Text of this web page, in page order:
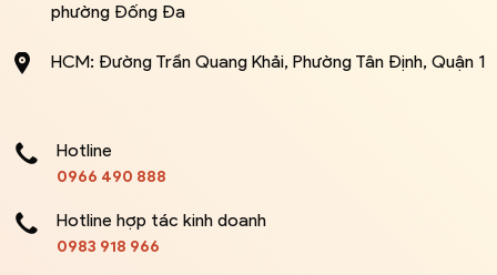
phường Đống Đa
HCM: Đường Trần Quang Khải, Phường Tân Định, Quận 1
Hotline
0966 490 888
Hotline hợp tác kinh doanh
0983 918 966